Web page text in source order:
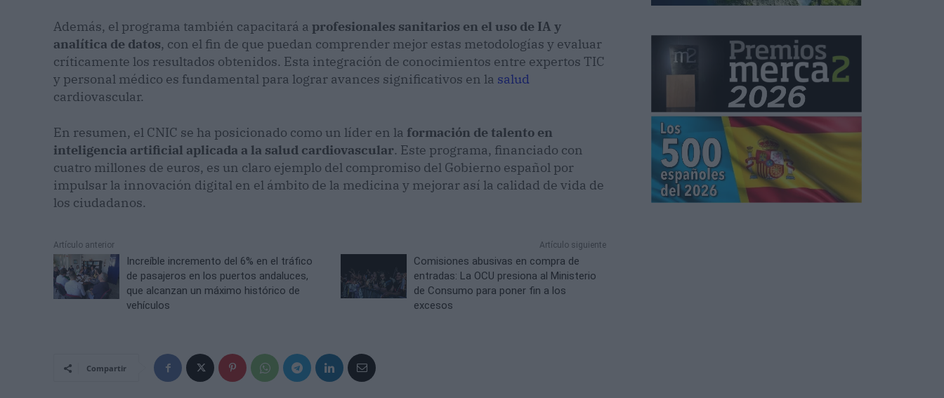
Además, el programa también capacitará a profesionales sanitarios en el uso de IA y
analítica de datos, con el fin de que puedan comprender mejor estas metodologías y evaluar
críticamente los resultados obtenidos. Esta integración de conocimientos entre expertos TIC
y personal médico es fundamental para lograr avances significativos en la salud
cardiovascular.
En resumen, el CNIC se ha posicionado como un líder en la formación de talento en
inteligencia artificial aplicada a la salud cardiovascular. Este programa, financiado con
cuatro millones de euros, es un claro ejemplo del compromiso del Gobierno español por
impulsar la innovación digital en el ámbito de la medicina y mejorar así la calidad de vida de
los ciudadanos.
Artículo anterior
Increíble incremento del 6% en el tráfico
de pasajeros en los puertos andaluces,
que alcanzan un máximo histórico de
vehículos
Artículo siguiente
Comisiones abusivas en compra de
entradas: La OCU presiona al Ministerio
de Consumo para poner fin a los
excesos
Compartir